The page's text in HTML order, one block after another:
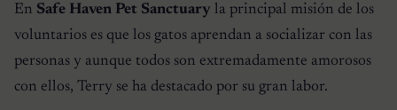
En Safe Haven Pet Sanctuary la principal misión de los
voluntarios es que los gatos aprendan a socializar con las
personas y aunque todos son extremadamente amorosos
con ellos, Terry se ha destacado por su gran labor.